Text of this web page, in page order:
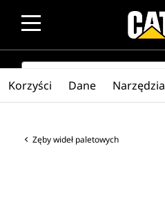
SEARCH
Zęby wideł paletowych
Korzyści Dane Narzędzia